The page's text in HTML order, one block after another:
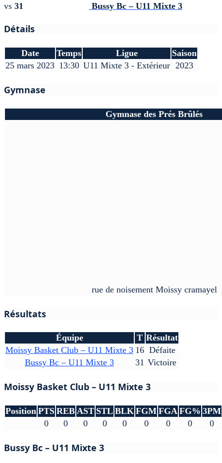
vs 31 Bussy Bc – U11 Mixte 3
Détails
Date Temps Ligue
Saison
25 mars 2023 13:30 U11 Mixte 3 - Extérieur 2023
Gymnase
Gymnase des Prés Brûlés
rue de noisement Moissy cramayel
Résultats
Équipe T Résultat
Moissy Basket Club – U11 Mixte 3 16 Défaite
Bussy Bc – U11 Mixte 3
31 Victoire
Moissy Basket Club – U11 Mixte 3
Position PTS REB AST STL BLK FGM FGA FG% 3PM
0
0 0 0 0 0 0 0 0
Bussy Bc – U11 Mixte 3